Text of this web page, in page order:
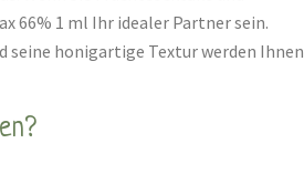
66% 1 ml Ihr idealer Partner sein.
seine honigartige Textur werden Ihnen